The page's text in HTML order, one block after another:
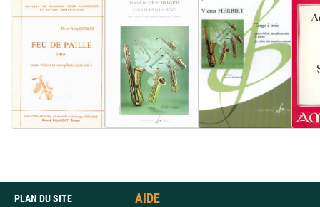
PLAN DU SITE
AIDE